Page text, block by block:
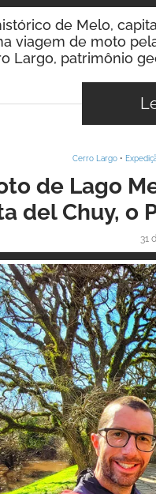
de Melo,
viagem de moto
Largo, patrimônio
Cerro Largo •
de Lago
del Chuy, o
31